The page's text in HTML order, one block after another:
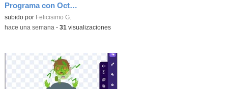
Programa con OctoStudio, un juego de disparos contra Zombies con un cargador basado en el House of the dead
Contenido educativo.
subido por Felicisimo G.
-hace una semana - 31 visualizaciones